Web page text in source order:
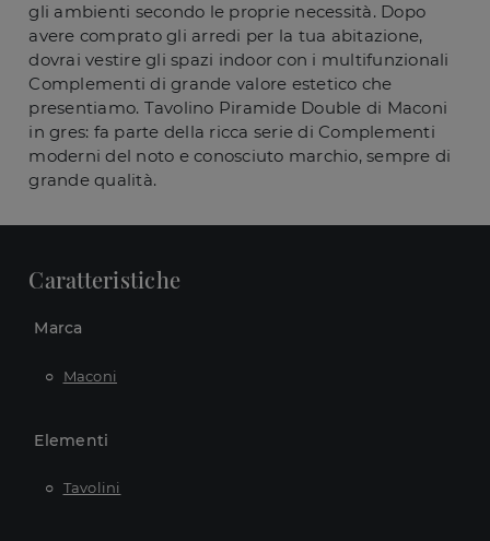
gli ambienti secondo le proprie necessità. Dopo
avere comprato gli arredi per la tua abitazione,
dovrai vestire gli spazi indoor con i multifunzionali
Complementi di grande valore estetico che
presentiamo. Tavolino Piramide Double di Maconi
in gres: fa parte della ricca serie di Complementi
moderni del noto e conosciuto marchio, sempre di
grande qualità.
Caratteristiche
Marca
Maconi
Elementi
Tavolini